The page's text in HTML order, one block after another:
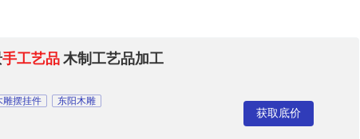
手工艺品木制工艺品加工
雕摆挂件 东阳木雕
获取底价